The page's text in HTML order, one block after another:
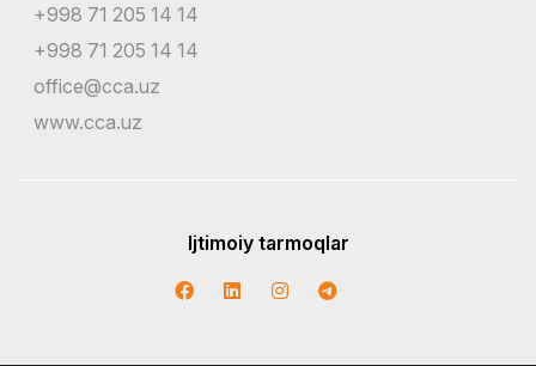
+998 71 205 14 14
+998 71 205 14 14
office@cca.uz
www.cca.uz
Ijtimoiy tarmoqlar